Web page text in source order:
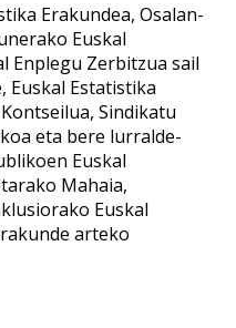
Erakundea, Osalan-
Euskal
Enplegu Zerbitzua sail
Euskal Estatistika
Sindikatu
eta bere lurralde-
Euskal
Mahaia,
Euskal
arteko